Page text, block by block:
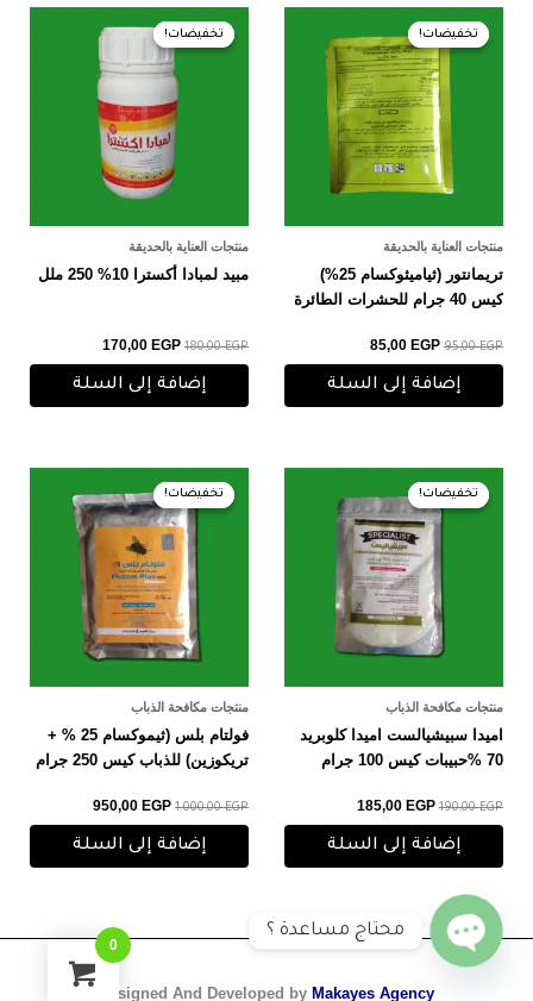
تخفيضات!
تخفيضات!
منتجات العناية بالحديقة
تريمانتور (ثياميثوكسام 25%)
كيس 40 جرام للحشرات الطائرة
95,00EGP
السعر
الأصلي
هو:
95,00 EGP.
85,00 EGP
السعر
هو:
85,00 EGP.
إضافة إلى السلة
تخفيضات!
تخفيضات!
منتجات العناية بالحديقة
مبيد لمبادا أكسترا 10% 250 ملل
180,00EGP
السعر
الأصلي
هو:
180,00 EGP.
170,00 EGP
السعر
الحالي
170,00 EGP.
إضافة إلى السلة
تخفيضات!
تخفيضات!
منتجات مكافحة الذباب
اميدا سبيشيالست اميدا كلوبريد
70 %حبيبات كيس 100 جرام
190,00EGP
السعر
الأصلي
هو:
190,00 EGP.
185,00 EGP
السعر
هو:
185,00 EGP.
إضافة إلى السلة
تخفيضات!
تخفيضات!
منتجات مكافحة الذباب
فولتام بلس (ثيموكسام 25 % +
تريكوزين) للذباب كيس 250 جرام
1.000,00EGP
السعر
الأصلي
هو:
1.000,00 EGP.
950,00 EGP
السعر
هو:
950,00 EGP.
إضافة إلى السلة
Designed And Developed by Makayes Agency
0
محتاج مساعدة ؟
O
p
e
n
ch
a
t
y